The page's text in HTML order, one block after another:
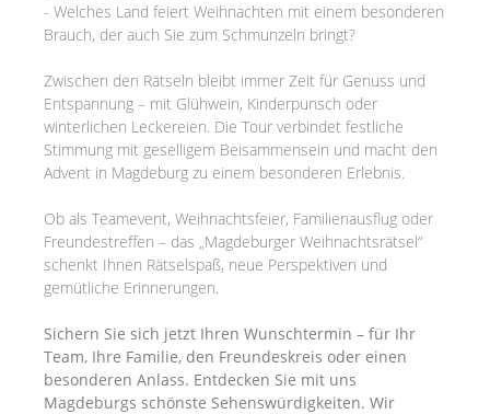
- Welches Land feiert Weihnachten mit einem besonderen
Brauch, der auch Sie zum Schmunzeln bringt?
Zwischen den Rätseln bleibt immer Zeit für Genuss und
Entspannung – mit Glühwein, Kinderpunsch oder
winterlichen Leckereien. Die Tour verbindet festliche
Stimmung mit geselligem Beisammensein und macht den
Advent in Magdeburg zu einem besonderen Erlebnis.
Ob als Teamevent, Weihnachtsfeier, Familienausflug oder
Freundestreffen – das „Magdeburger Weihnachtsrätsel“
schenkt Ihnen Rätselspaß, neue Perspektiven und
gemütliche Erinnerungen.
Sichern Sie sich jetzt Ihren Wunschtermin – für Ihr
Team, Ihre Familie, den Freundeskreis oder einen
besonderen Anlass. Entdecken Sie mit uns
Magdeburgs schönste Sehenswürdigkeiten. Wir